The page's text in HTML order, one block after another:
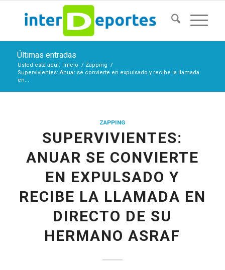
Últimas entradas
Usted está aquí: Inicio / Zapping /
Supervivientes: Anuar se convierte en expulsado y recibe la llamada
en...
ZAPPING
SUPERVIVIENTES:
ANUAR SE CONVIERTE
EN EXPULSADO Y
RECIBE LA LLAMADA EN
DIRECTO DE SU
HERMANO ASRAF